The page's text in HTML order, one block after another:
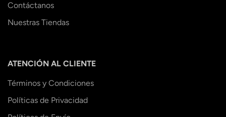
Contáctanos
Nuestras Tiendas
ATENCIÓN AL CLIENTE
Términos y Condiciones
Políticas de Privacidad